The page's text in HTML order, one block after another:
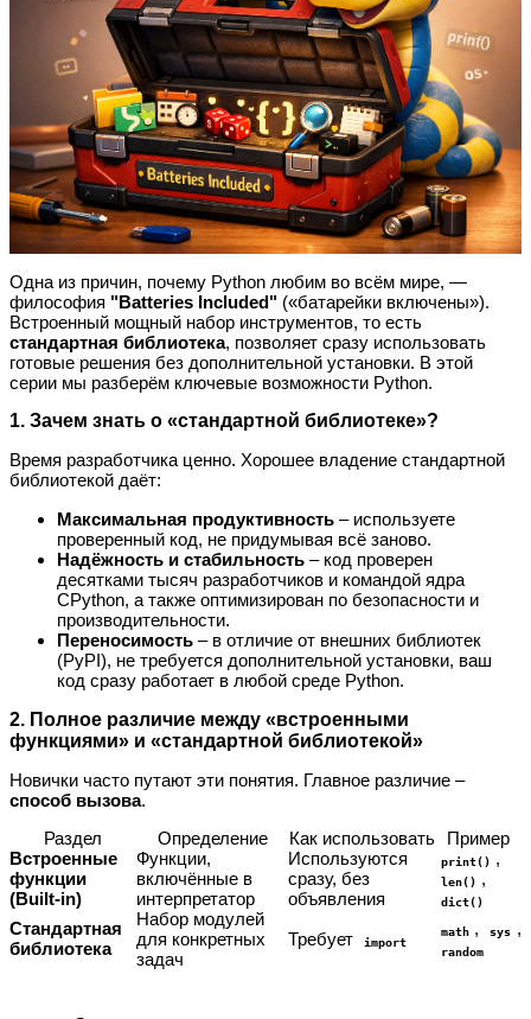
Одна из причин, почему Python любим во всём мире, —
философия "Batteries Included" («батарейки включены»).
Встроенный мощный набор инструментов, то есть
стандартная библиотека, позволяет сразу использовать
готовые решения без дополнительной установки. В этой
серии мы разберём ключевые возможности Python.
1. Зачем знать о «стандартной библиотеке»?
Время разработчика ценно. Хорошее владение стандартной
библиотекой даёт:
Максимальная продуктивность – используете
проверенный код, не придумывая всё заново.
Надёжность и стабильность – код проверен
десятками тысяч разработчиков и командой ядра
CPython, а также оптимизирован по безопасности и
производительности.
Переносимость – в отличие от внешних библиотек
(PyPI), не требуется дополнительной установки, ваш
код сразу работает в любой среде Python.
2. Полное различие между «встроенными
функциями» и «стандартной библиотекой»
Новички часто путают эти понятия. Главное различие –
способ вызова.
Раздел
Определение Как использовать
Пример
Встроенные
функции
(Built‑in)
Функции,
включённые в
интерпретатор
Используются
сразу, без
объявления
print() ,
len() ,
dict()
Стандартная
библиотека
Набор модулей
для конкретных
задач
Требует import
math , sys ,
random